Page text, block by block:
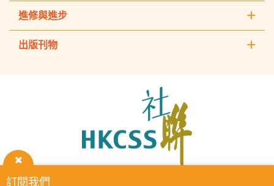
關
訂閱我們
進修與進步
出版刊物
Council
Service